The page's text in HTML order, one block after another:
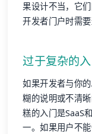
果设计不当，它
开发者门户时需要
过于复杂的
如果开发者与你
糊的说明或不清
糕的入门是SaaS
一。如果用户不